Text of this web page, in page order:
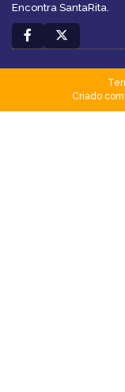
Encontra SantaRita.
Criado